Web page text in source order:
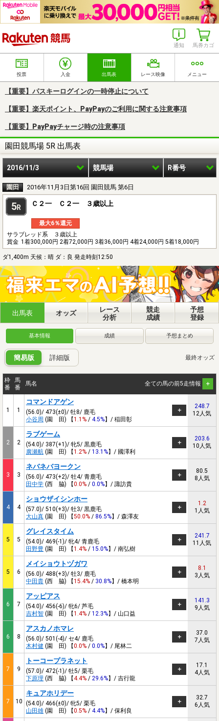
馬券カゴ
通知
投票 入金 出馬表 レース映像 メニュー
【重要】パスキーログインの一時停止について
【重要】楽天ポイント、PayPayのご利用に関する注意事項
【重要】PayPayチャージ時の注意事項
園田競馬場 5R 出馬表
2016/11/3 競馬場 R番号
園田 2016年11月3日第16回 園田競馬 第6日
5R Ｃ２一 Ｃ２一 ３歳以上
最大6％還元
サラブレッド系 ３歳以上
賞金 1着300,000円 2着72,000円 3着36,000円 4着24,000円 5着18,000円
ダ1,400m 天候：晴 ダ：良 発走時刻12:50
出馬表 オッズ
レース
分析
競走
成績
予想
登録
基本情報 成績 予想まとめ
簡易版 詳細版 最終オッズ
枠
番
馬
番
馬名 全ての馬の前5走情報
1 1
コマンドアゲン
(56.0)/ 473(±0)/ 牡8/ 鹿毛
小谷周 (園 田) 【1.1% / 4.5%】/ 稲田彰
248.7
12人気
2 2
ラブゲーム
(54.0)/ 387(+1)/ 牝5/ 黒鹿毛
廣瀬航 (園 田) 【1.2% / 13.1%】/ 國澤利
203.6
10人気
3 3
ネバネバヨークン
(56.0)/ 473(+2)/ 牡4/ 青鹿毛
田中学 (西 脇) 【0.0% / 0.0%】/ 諏訪貴
80.5
8人気
4 4
ショウザイシンホー
(57.0)/ 510(+3)/ 牡3/ 黒鹿毛
大山真 (園 田) 【50.0% / 86.5%】/ 森澤友
1.2
1人気
5 5
グレイスタイム
(54.0)/ 469(-1)/ 牝4/ 青鹿毛
田野豊 (園 田) 【1.4% / 15.0%】/ 南弘樹
241.7
11人気
5 6
メイショウトヅガワ
(56.0)/ 488(+3)/ 牡3/ 鹿毛
中田貴 (西 脇) 【15.4% / 30.8%】/ 橋本明
8.1
3人気
6 7
アッピアス
(54.0)/ 456(-6)/ 牝6/ 芦毛
吉村智 (園 田) 【1.4% / 12.3%】/ 山口益
141.3
9人気
6 8
アスカノホマレ
(56.0)/ 501(-4)/ セ4/ 鹿毛
木村健 (園 田) 【0.0% / 0.0%】/ 尾林二
37.0
7人気
7 9
トーコープラネット
(57.0)/ 472(-1)/ 牡5/ 栗毛
下原理 (西 脇) 【4.4% / 29.6%】/ 吉行龍
17.1
4人気
7 10
キュアホリデー
(54.0)/ 466(±0)/ 牝5/ 栗毛
山田雄 (園 田) 【0.5% / 4.4%】/ 保利良
32.7
6人気